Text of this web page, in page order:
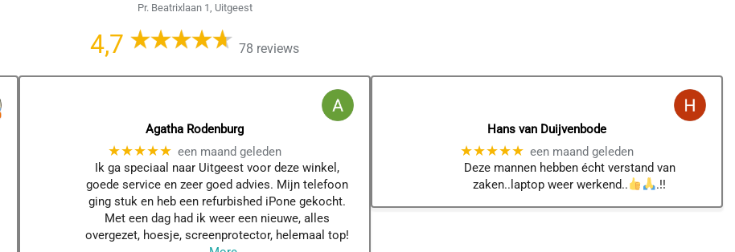
Pr. Beatrixlaan 1, Uitgeest
4,7 78 reviews
Agatha Rodenburg
★★★★★ een maand geleden
Ik ga speciaal naar Uitgeest voor deze winkel,
goede service en zeer goed advies. Mijn telefoon
ging stuk en heb een refurbished iPone gekocht.
Met een dag had ik weer een nieuwe, alles
overgezet, hoesje, screenprotector, helemaal top!
Hans van Duijvenbode
★★★★★ een maand geleden
Deze mannen hebben écht verstand van
zaken..laptop weer werkend..
.!!